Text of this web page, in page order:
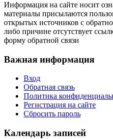
Информация на сайте носит
материалы присылаются
открытых источников с
либо причине отсутствует
форму обратной связи
Важная информация
Вход
Обратная связь
Политика
Регистрация на сайте
Сбросить пароль
Календарь записей